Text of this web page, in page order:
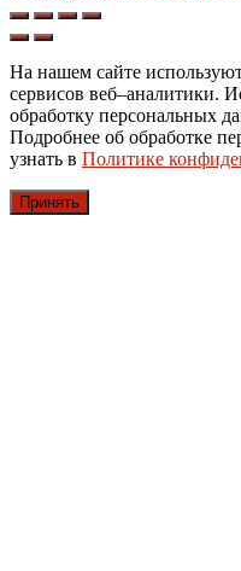
На нашем сайте
сервисов веб–аналитики.
обработку персональных
Подробнее об обработке
узнать в Политике
Принять